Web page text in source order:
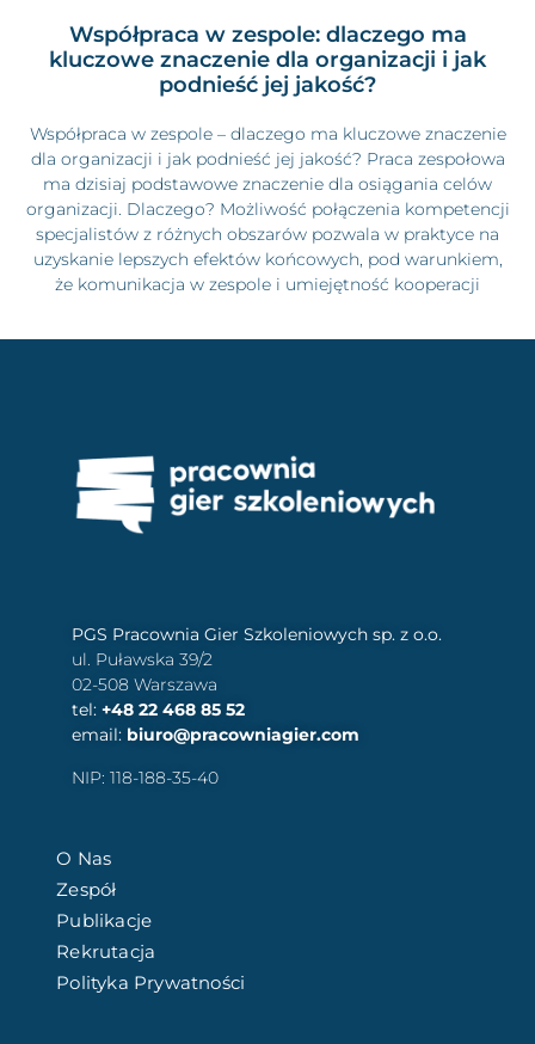
Współpraca w zespole: dlaczego ma
kluczowe znaczenie dla organizacji i jak
podnieść jej jakość?
Współpraca w zespole – dlaczego ma kluczowe znaczenie
dla organizacji i jak podnieść jej jakość? Praca zespołowa
ma dzisiaj podstawowe znaczenie dla osiągania celów
organizacji. Dlaczego? Możliwość połączenia kompetencji
specjalistów z różnych obszarów pozwala w praktyce na
uzyskanie lepszych efektów końcowych, pod warunkiem,
że komunikacja w zespole i umiejętność kooperacji
PGS Pracownia Gier Szkoleniowych sp. z o.o.
ul. Puławska 39/2
02-508 Warszawa
tel: +48 22 468 85 52
email: biuro@pracowniagier.com
NIP: 118-188-35-40
O Nas
Zespół
Publikacje
Rekrutacja
Polityka Prywatności